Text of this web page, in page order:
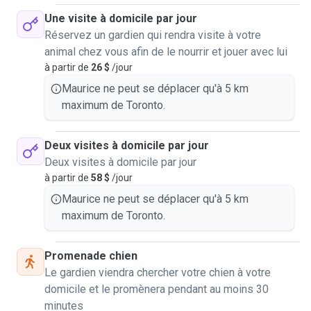
every animal like family.
Pet sitting is meaningful to me because I genuinely enjoy
the companionship and trust animals offer, and to give that
exact same in return means the world to me!
Une visite à domicile par jour
Réservez un gardien qui rendra visite à votre
animal chez vous afin de le nourrir et jouer avec lui
à partir de 26 $ /jour
Maurice ne peut se déplacer qu'à 5 km
maximum de Toronto.
Deux visites à domicile par jour
Deux visites à domicile par jour
à partir de 58 $ /jour
Maurice ne peut se déplacer qu'à 5 km
maximum de Toronto.
Promenade chien
Le gardien viendra chercher votre chien à votre
domicile et le promènera pendant au moins 30
minutes